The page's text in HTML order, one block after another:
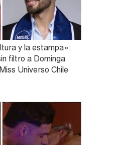
y la estampa»:
filtro a Dominga
Universo Chile